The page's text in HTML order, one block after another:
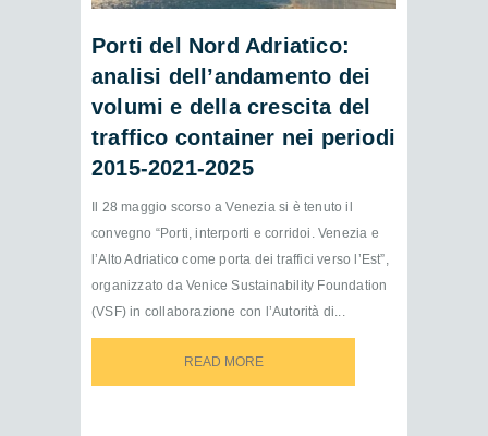
Porti del Nord Adriatico:
analisi dell’andamento dei
volumi e della crescita del
traffico container nei periodi
2015-2021-2025
Il 28 maggio scorso a Venezia si è tenuto il
convegno “Porti, interporti e corridoi. Venezia e
l’Alto Adriatico come porta dei traffici verso l’Est”,
organizzato da Venice Sustainability Foundation
(VSF) in collaborazione con l’Autorità di...
READ MORE